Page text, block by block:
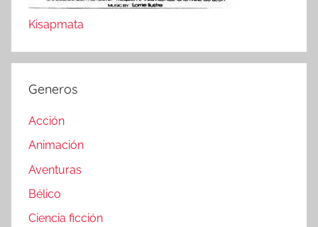
Kisapmata
Generos
Acción
Animación
Aventuras
Bélico
Ciencia ficción